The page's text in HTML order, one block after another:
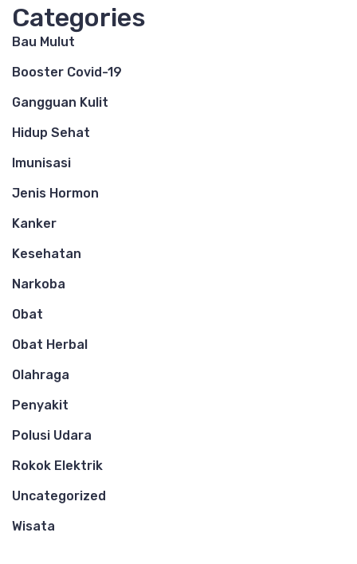
Categories
Bau Mulut
Booster Covid-19
Gangguan Kulit
Hidup Sehat
Imunisasi
Jenis Hormon
Kanker
Kesehatan
Narkoba
Obat
Obat Herbal
Olahraga
Penyakit
Polusi Udara
Rokok Elektrik
Uncategorized
Wisata